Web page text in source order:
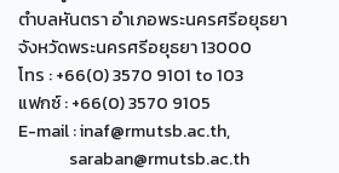
ตำบลหันตรา อำเภอพระนครศรีอยุธยา
จังหวัดพระนครศรีอยุธยา 13000
โทร : +66(0) 3570 9101 to 103
แฟกซ์ : +66(0) 3570 9105
E-mail : inaf@rmutsb.ac.th,
saraban@rmutsb.ac.th